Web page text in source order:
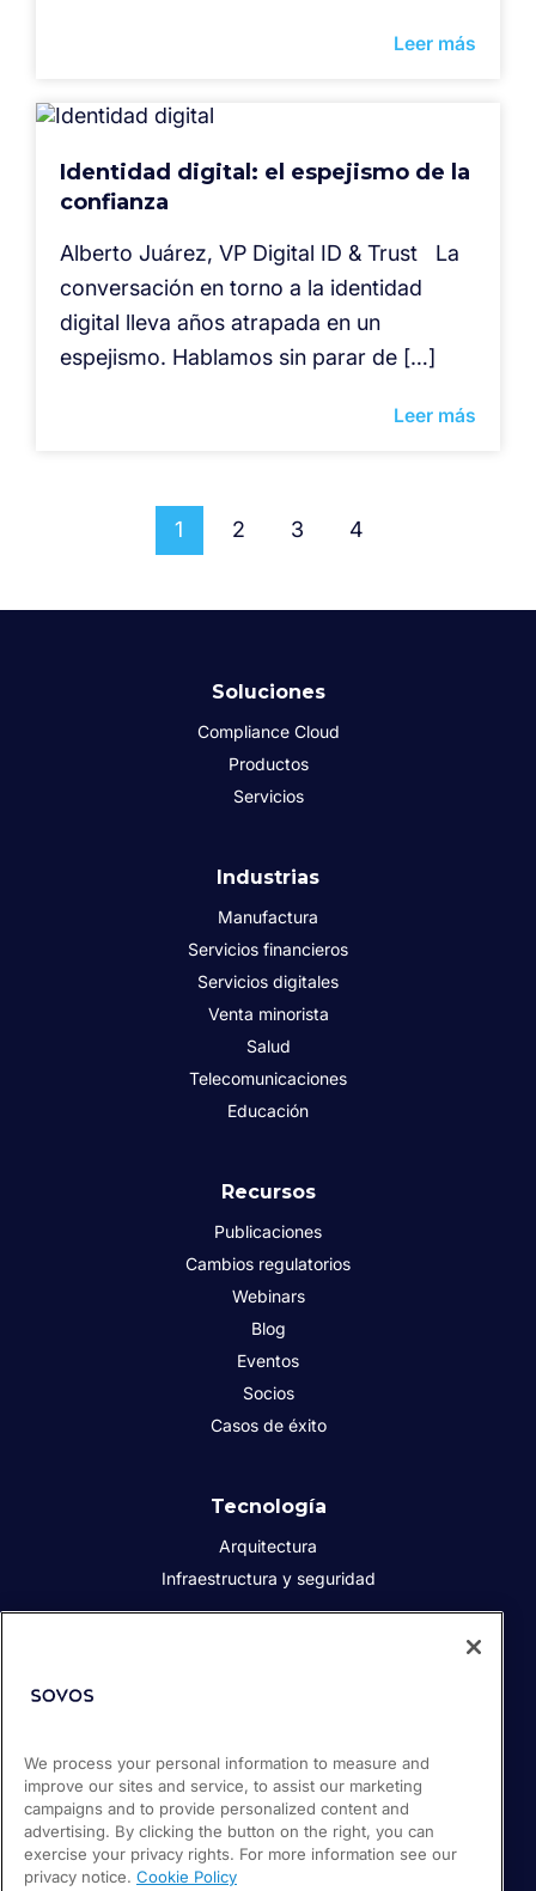
Leer más
Identidad digital: el espejismo de la
confianza
Alberto Juárez, VP Digital ID & Trust La
conversación en torno a la identidad
digital lleva años atrapada en un
espejismo. Hablamos sin parar de […]
Leer más
1 2 3 4
Soluciones
Compliance Cloud
Productos
Servicios
Industrias
Manufactura
Servicios financieros
Servicios digitales
Venta minorista
Salud
Telecomunicaciones
Educación
Recursos
Publicaciones
Cambios regulatorios
Webinars
Blog
Eventos
Socios
Casos de éxito
Tecnología
Arquitectura
Infraestructura y seguridad
Prensa
Empleos
Soporte / Portal de clientes
We process your personal information to measure and
improve our sites and service, to assist our marketing
campaigns and to provide personalized content and
advertising. By clicking the button on the right, you can
exercise your privacy rights. For more information see our
privacy notice. Cookie Policy